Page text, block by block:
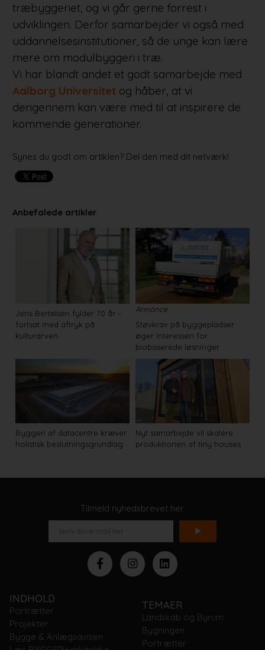
træbyggeriet, og vi går gerne forrest i
udviklingen. Derfor samarbejder vi også med
uddannelsesinstitutioner, så de unge kan lære
mere om modulbyggeri i træ.
Vi har blandt andet et godt samarbejde med
Aalborg Universitetog håber, at vi
derigennem kan være med til at inspirere de
kommende generationer.
Synes du godt om artiklen? Del den med dit netværk!
Anbefalede artikler
Jens Bertelsen fylder 70 år –
fortsat med aftryk på
kulturarven
Annonce
Støvkrav på byggepladser
øger interessen for
biobaserede løsninger
Byggeri af datacentre kræver
holistisk beslutningsgrundlag
Nyt samarbejde vil skalere
produktionen af tiny houses
Tilmeld nyhedsbrevet her
INDHOLD
Portrætter
Projekter
Bygge & Anlægsavisen
TEMAER
Landskab og Byrum
Bygningen
Portrætter